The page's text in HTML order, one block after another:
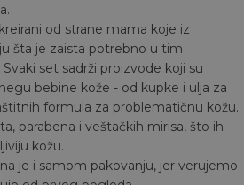
od strane mama koje iz
šta je zaista potrebno u tim
set sadrži proizvode koji su
bebine kože - od kupke i ulja za
formula za problematičnu kožu.
parabena i veštačkih mirisa, što ih
kožu.
je i samom pakovanju, jer verujemo